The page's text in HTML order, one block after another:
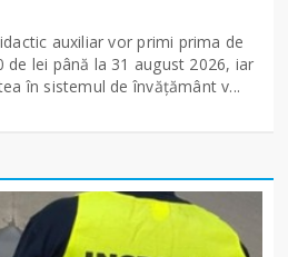
auxiliar vor primi prima de
de lei până la 31 august 2026, iar
în sistemul de învățământ v...